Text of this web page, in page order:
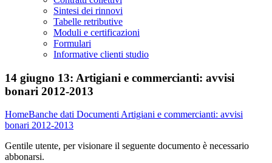
Sintesi dei rinnovi
Tabelle retributive
Moduli e certificazioni
Formulari
Informative clienti studio
14 giugno 13: Artigiani e commercianti: avvisi
bonari 2012-2013
HomeBanche dati DocumentiArtigiani e commercianti: avvisi
bonari 2012-2013
Gentile utente, per visionare il seguente documento è necessario
abbonarsi.